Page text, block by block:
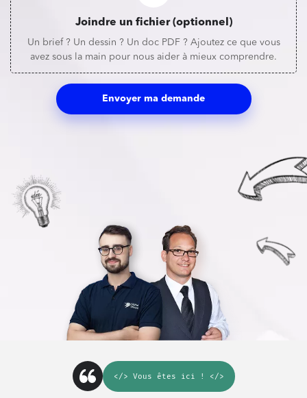
Joindre un fichier (optionnel)
Un brief ? Un dessin ? Un doc PDF ? Ajoutez ce que vous
avez sous la main pour nous aider à mieux comprendre.
Envoyer ma demande
</> Vous êtes ici ! </>